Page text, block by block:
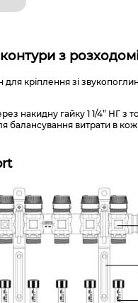
з
кріплення зі
накидну гайку 1 1/4”
витрати в